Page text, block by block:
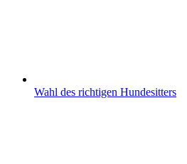
Wahl des richtigen Hundesitters